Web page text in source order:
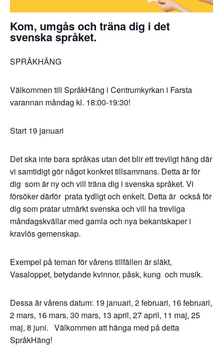
Kom, umgås och träna dig i det
svenska språket.
SPRÅKHÄNG
Välkommen till SpråkHäng i Centrumkyrkan i Farsta
varannan måndag kl. 18:00-19:30!
Start 19 januari
Det ska inte bara språkas utan det blir ett trevligt häng där
vi samtidigt gör något konkret tillsammans. Detta är för
dig som är ny och vill träna dig i svenska språket. Vi
försöker därför prata tydligt och enkelt. Detta är också för
dig som pratar utmärkt svenska och vill ha trevliga
måndagskvällar med gamla och nya bekantskaper i
kravlös gemenskap.
Exempel på teman för vårens tillfällen är släkt,
Vasaloppet, betydande kvinnor, påsk, kung och musik.
Dessa är vårens datum: 19 januari, 2 februari, 16 februari,
2 mars, 16 mars, 30 mars, 13 april, 27 april, 11 maj, 25
maj, 8 juni. Välkommen att hänga med på detta
SpråkHäng!